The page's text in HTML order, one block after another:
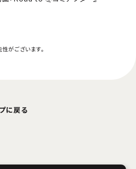
がございます。
に戻る